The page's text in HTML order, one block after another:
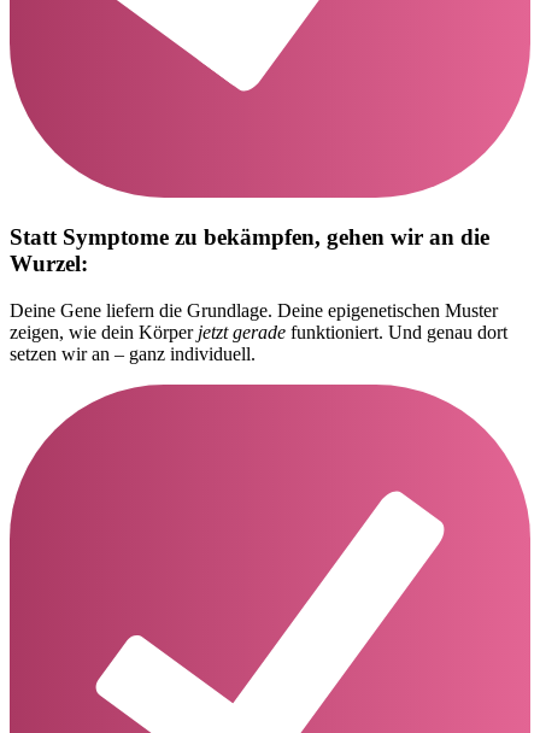
Statt Symptome zu bekämpfen, gehen wir an die
Wurzel:
Deine Gene liefern die Grundlage. Deine epigenetischen Muster
zeigen, wie dein Körper jetzt gerade funktioniert. Und genau dort
setzen wir an – ganz individuell.